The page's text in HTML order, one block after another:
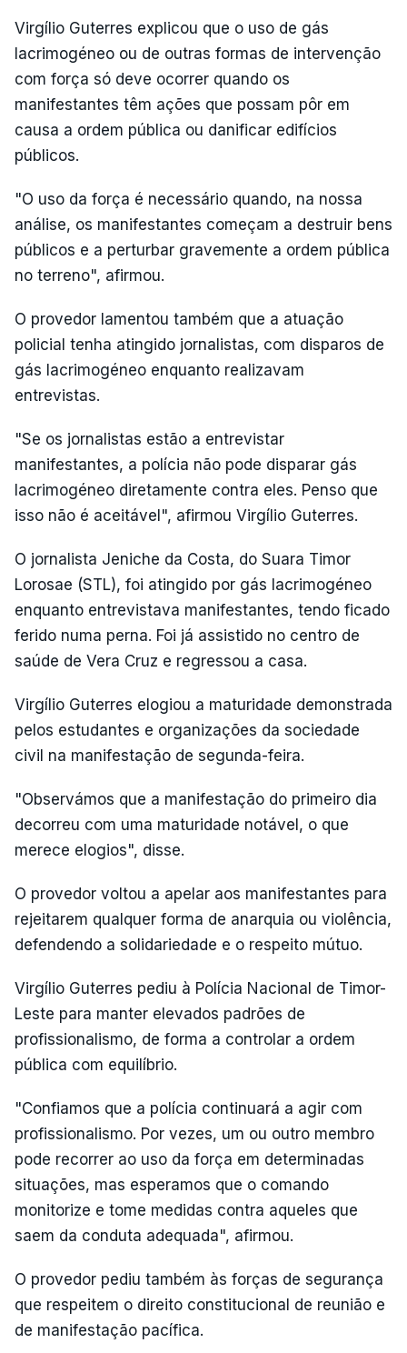
Virgílio Guterres explicou que o uso de gás
lacrimogéneo ou de outras formas de intervenção
com força só deve ocorrer quando os
manifestantes têm ações que possam pôr em
causa a ordem pública ou danificar edifícios
públicos.
"O uso da força é necessário quando, na nossa
análise, os manifestantes começam a destruir bens
públicos e a perturbar gravemente a ordem pública
no terreno", afirmou.
O provedor lamentou também que a atuação
policial tenha atingido jornalistas, com disparos de
gás lacrimogéneo enquanto realizavam
entrevistas.
"Se os jornalistas estão a entrevistar
manifestantes, a polícia não pode disparar gás
lacrimogéneo diretamente contra eles. Penso que
isso não é aceitável", afirmou Virgílio Guterres.
O jornalista Jeniche da Costa, do Suara Timor
Lorosae (STL), foi atingido por gás lacrimogéneo
enquanto entrevistava manifestantes, tendo ficado
ferido numa perna. Foi já assistido no centro de
saúde de Vera Cruz e regressou a casa.
Virgílio Guterres elogiou a maturidade demonstrada
pelos estudantes e organizações da sociedade
civil na manifestação de segunda-feira.
"Observámos que a manifestação do primeiro dia
decorreu com uma maturidade notável, o que
merece elogios", disse.
O provedor voltou a apelar aos manifestantes para
rejeitarem qualquer forma de anarquia ou violência,
defendendo a solidariedade e o respeito mútuo.
Virgílio Guterres pediu à Polícia Nacional de Timor-
Leste para manter elevados padrões de
profissionalismo, de forma a controlar a ordem
pública com equilíbrio.
"Confiamos que a polícia continuará a agir com
profissionalismo. Por vezes, um ou outro membro
pode recorrer ao uso da força em determinadas
situações, mas esperamos que o comando
monitorize e tome medidas contra aqueles que
saem da conduta adequada", afirmou.
O provedor pediu também às forças de segurança
que respeitem o direito constitucional de reunião e
de manifestação pacífica.